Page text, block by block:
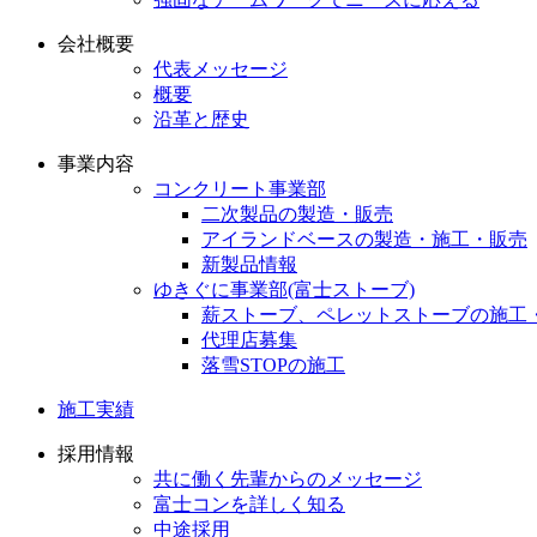
会社概要
代表メッセージ
概要
沿革と歴史
事業内容
コンクリート事業部
二次製品の製造・販売
アイランドベースの製造・施工・販売
新製品情報
ゆきぐに事業部(富士ストーブ)
薪ストーブ、ペレットストーブの施工
代理店募集
落雪STOPの施工
施工実績
採用情報
共に働く先輩からのメッセージ
富士コンを詳しく知る
中途採用